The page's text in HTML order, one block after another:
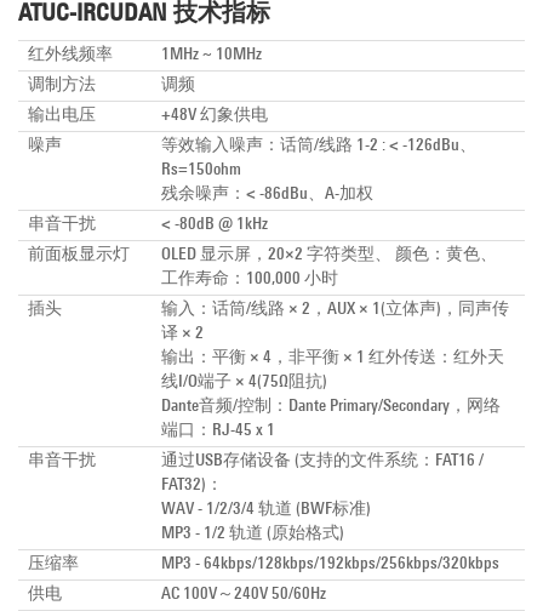
ATUC-IRCUDAN 技术指标
红外线频率
1MHz ~ 10MHz
调制方法
调频
输出电压
+48V 幻象供电
噪声
等效输入噪声：话筒/线路 1-2 : < -126dBu、
Rs=150ohm
残余噪声：< -86dBu、A-加权
串音干扰
< -80dB @ 1kHz
前面板显示灯
OLED 显示屏，20×2 字符类型、 颜色：黄色、
工作寿命：100,000 小时
插头
输入：话筒/线路 × 2，AUX × 1(立体声)，同声传
译 × 2
输出：平衡 × 4，非平衡 × 1 红外传送：红外天
线I/O端子 × 4(75Ω阻抗)
Dante音频/控制：Dante Primary/Secondary，网络
端口：RJ-45 x 1
串音干扰
通过USB存储设备 (支持的文件系统：FAT16 /
FAT32)：
WAV - 1/2/3/4 轨道 (BWF标准)
MP3 - 1/2 轨道 (原始格式)
压缩率
MP3 - 64kbps/128kbps/192kbps/256kbps/320kbps
供电
AC 100V～240V 50/60Hz